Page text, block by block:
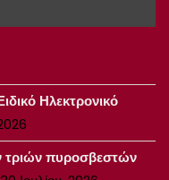
Ηλεκτρονικό
τριών πυροσβεστών